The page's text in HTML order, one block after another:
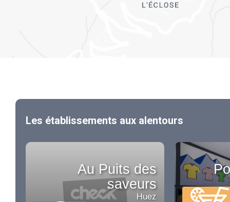
Les établissements aux alentours
Au Puits des
saveurs
Huez